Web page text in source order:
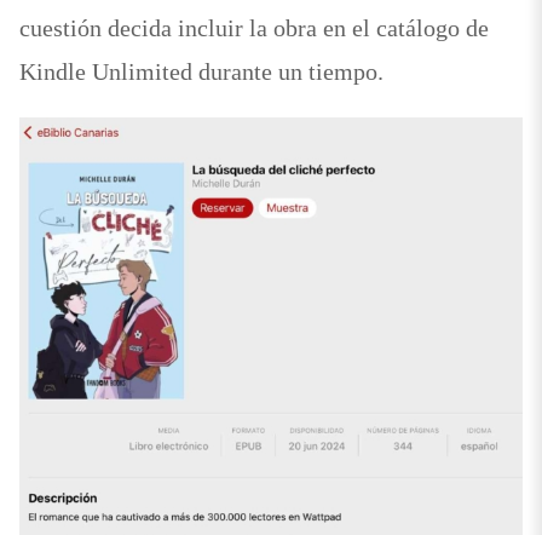
cuestión decida incluir la obra en el catálogo de
Kindle Unlimited durante un tiempo.